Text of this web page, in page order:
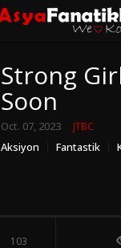
Strong
Soon
Oct. 07, 2023
JTBC
Aksiyon
Fantastik
Romantik
103